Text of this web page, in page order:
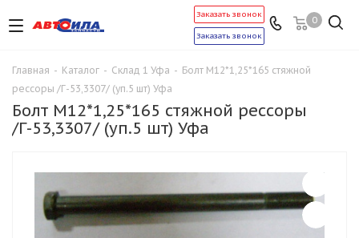
0
Заказать звонок
Заказать звонок
Главная - Каталог - Склад 1 Уфа - Болт М12*1,25*165 стяжной
рессоры /Г-53,3307/ (уп.5 шт) Уфа
Болт М12*1,25*165 стяжной рессоры
/Г-53,3307/ (уп.5 шт) Уфа